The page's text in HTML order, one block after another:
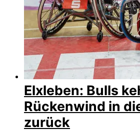
Elxleben: Bulls
Rückenwind in
zurück